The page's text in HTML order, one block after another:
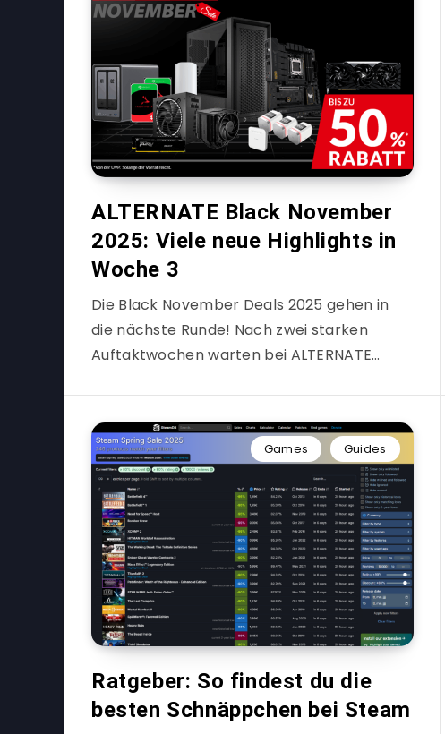
ALTERNATE Black November
2025: Viele neue Highlights in
Woche 3
Die Black November Deals 2025 gehen in
die nächste Runde! Nach zwei starken
Auftaktwochen warten bei ALTERNATE…
Games Guides
Ratgeber: So findest du die
besten Schnäppchen bei Steam